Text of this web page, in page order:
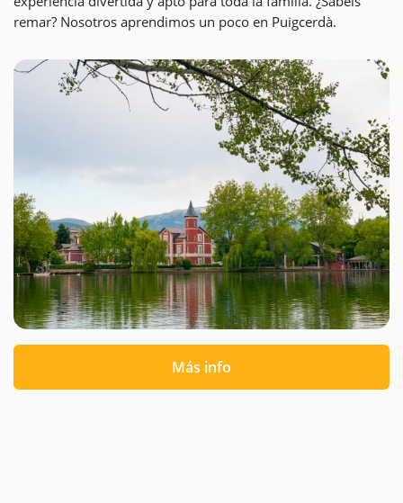
remar? Nosotros aprendimos un poco en Puigcerdà.
Más info